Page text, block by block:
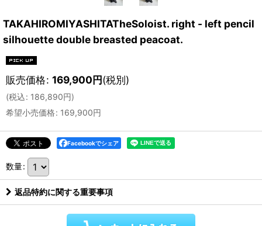
TAKAHIROMIYASHITATheSoloist. right - left pencil
silhouette double breasted peacoat.
販売価格: 169,900円(税別)
(税込: 186,890円)
希望小売価格: 169,900円
Facebookでシェア
数量:
返品特約に関する重要事項